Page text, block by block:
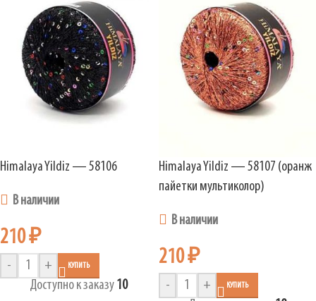
Himalaya Yildiz — 58106
В наличии
210₽
- + КУПИТЬ
Доступно к заказу 10
Himalaya Yildiz — 58107 (оранж
пайетки мультиколор)
В наличии
210₽
- + КУПИТЬ